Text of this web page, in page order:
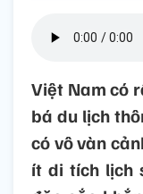
Việt Nam có
bá du lịch
có vô vàn
ít di tích lịch